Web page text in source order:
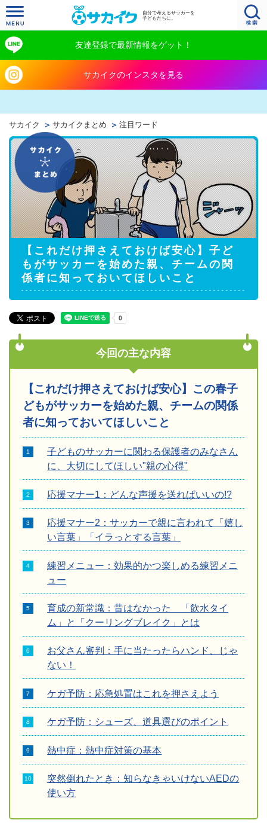
自分で考えるサッカーを
子どもたちに。
友達登録で最新情報をゲット！
サカイクのインスタを見る
サカイク サカイクまとめ 注目ワード
【これだけ押さえておけば安心】子ど
もがサッカーを始めた親、チームの関
係者に知っておいてほしいこと
今回の主な内容
【これだけ押さえておけば安心】この春子
どもがサッカーを始めた親、チームの関係
者に知っておいてほしいこと
子どものサッカーに関わる保護者のみなさん
に、大切にしてほしい"親の心得"
応援マナー1：どんな声援を送ればいいの!?
応援マナー2：サッカーで親に言われて「嬉し
い言葉」「イラっとする言葉」
練習メニュー：効果的かつ楽しめる練習メニ
ュー
育成の新常識：昔はなかった 「飲水タイ
ム」と「クーリングブレイク」とは
お父さん審判：手に当たったらハンド、じゃ
ない！
ケガ予防：応急処置はこれを押さえよう
ケガ予防：シューズ、道具選びのポイント
熱中症：熱中症対策の基本
突然倒れたとき：知らなきゃいけないAEDの
使い方